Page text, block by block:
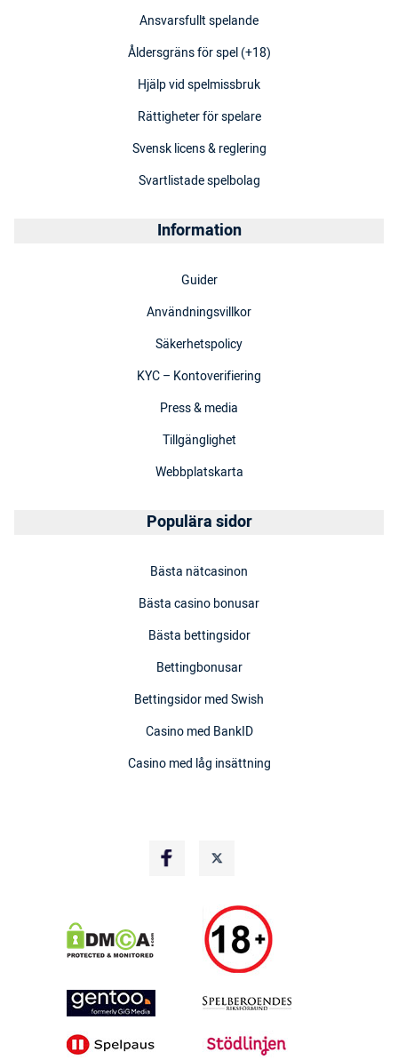
Ansvarsfullt spelande
Åldersgräns för spel (+18)
Hjälp vid spelmissbruk
Rättigheter för spelare
Svensk licens & reglering
Svartlistade spelbolag
Information
Guider
Användningsvillkor
Säkerhetspolicy
KYC – Kontoverifiering
Press & media
Tillgänglighet
Webbplatskarta
Populära sidor
Bästa nätcasinon
Bästa casino bonusar
Bästa bettingsidor
Bettingbonusar
Bettingsidor med Swish
Casino med BankID
Casino med låg insättning